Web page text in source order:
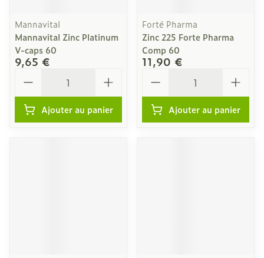
Mannavital
Mannavital Zinc Platinum
V-caps 60
9,65 €
Ajouter au panier
Forté Pharma
Zinc 225 Forte Pharma
Comp 60
11,90 €
Ajouter au panier